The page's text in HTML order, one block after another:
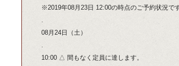
※2019年08月23日 12:00の時点のご予約状況です
.
08月24日（土）
.
10:00 △ 間もなく定員に達します。